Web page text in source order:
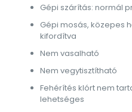
Gépi szárítás: normál
Gépi mosás, közepes
kifordítva
Nem vasalható
Nem vegytisztítható
Fehérítés klórt nem
lehetséges